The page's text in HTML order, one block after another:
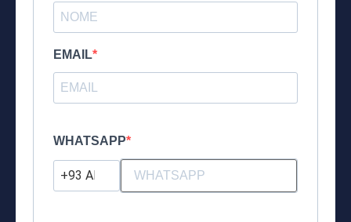
EMAIL
WHATSAPP